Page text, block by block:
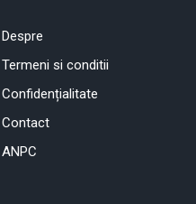
Despre
Termeni si conditii
Confidențialitate
Contact
ANPC